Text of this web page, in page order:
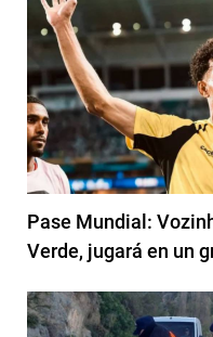
Pase Mundial:
Verde, jugará en un